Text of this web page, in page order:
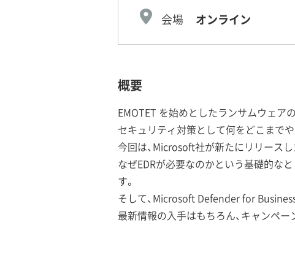
会場
オンライン
概要
EMOTET を始めとしたランサムウェア
セキュリティ対策として何をどこまで
今回は、Microsoft社が新たにリリース
なぜEDRが必要なのかという基礎的な
す。
そして、Microsoft Defender for
最新情報の入手はもちろん、キャンペ